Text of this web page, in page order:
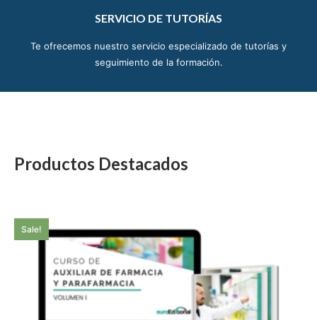
SERVICIO DE TUTORÍAS
Te ofrecemos nuestro servicio especializado de tutorías y
seguimiento de la formación.
Productos Destacados
Sale!